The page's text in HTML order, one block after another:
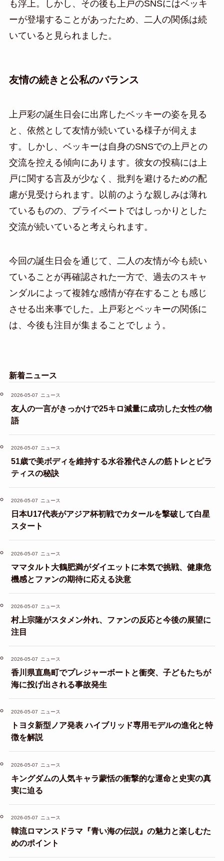
も浮上。しかし、その後も上戸のSNSにはベッキ
ーが登場することがあったため、二人の関係は続
いていると見られました。
友情の続きと公私のバランス
上戸彩の誕生日会に出席したベッキーの姿を見る
と、依然として友情が続いている様子が伺えま
す。しかし、ベッキーは自身のSNSでの上戸との
交流を控える傾向にあります。彼女の投稿には上
戸に関する言及が少なく、批判を避けるための配
慮が見受けられます。以前のような親しみは薄れ
ているものの、プライベートではしっかりとした
交流が続いていると考えられます。
今回の誕生日会を通じて、二人の友情が今も続い
ていることが再確認された一方で、過去のスキャ
ンダルによって複雑な感情が存在することも感じ
させる出来事でした。上戸彩とベッキーの関係に
は、今後も注目が集まることでしょう。
新着ニュース
2026-05-07 ニュース
友人の一言がきっかけで25キロ減量に成功した女性の物
語
2026-05-07 ニュース
51歳で美ボディを維持する水谷雅代さんの筋トレとピラ
ティスの秘訣
2026-05-07 ニュース
日本U17代表がアジア杯初戦でカタールを撃破して白星
スタート
2026-05-07 ニュース
ママタルト大鶴肥満がダイエットに本気で挑戦、健康危
機感とファンの期待に応える決意
2026-05-07 ニュース
村上宗隆がスタメン外れ、ファンの反応と今後の展望に
注目
2026-05-07 ニュース
香川県直島町でプレジャーボートと衝突、子どもたちが
海に投げ出される事故発生
2026-05-07 ニュース
トヨタ新型ノア発表 ハイブリッド専用モデルの進化と特
徴を解説
2026-05-07 ニュース
キングダムの人気キャラ蒙恬の衝撃的な運命と史実の真
実に迫る
2026-05-07 ニュース
韓流ロマンスドラマ『青い海の伝説』の魅力と楽しむた
めのポイント